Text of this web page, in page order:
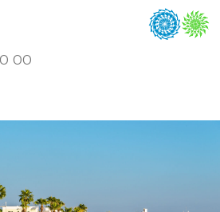
00